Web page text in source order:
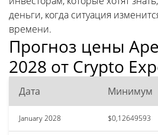
деньги, когда ситуация
времени.
Прогноз цены
2028 от Crypto
Дата Минимум
January 2028 $0,12649593